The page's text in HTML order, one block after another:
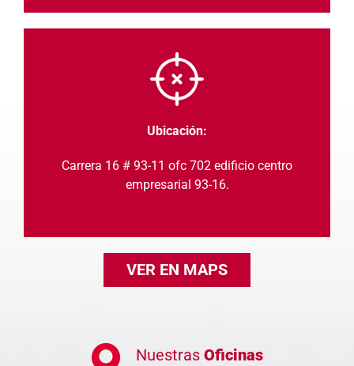
Ubicación:
Carrera 16 # 93-11 ofc 702 edificio centro
empresarial 93-16.
VER EN MAPS
Nuestras Oficinas